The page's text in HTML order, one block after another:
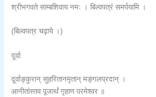
श्रीभगवते साम्बशिवाय नमः । बिल्वपत्रं समर्पयामि ।
(बिल्वपत्र चढ़ाये ।)
दूर्वा
दूर्वाङ्कुरान् सुहरितानमृतान् मङ्गलप्रदान् ।
आनीतांस्तव पूजार्थं गृहाण परमेश्वर ॥